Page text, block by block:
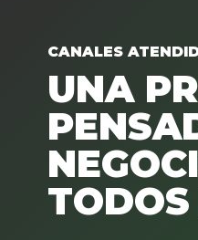
CANALES
UNA